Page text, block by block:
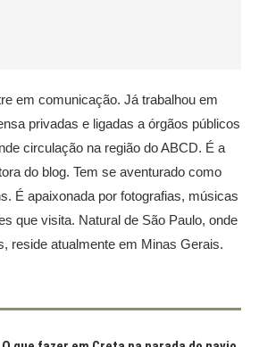
em comunicação. Já trabalhou em
privadas e ligadas a órgãos públicos
circulação na região do ABCD. É a
do blog. Tem se aventurado como
É apaixonada por fotografias, músicas
que visita. Natural de São Paulo, onde
reside atualmente em Minas Gerais.